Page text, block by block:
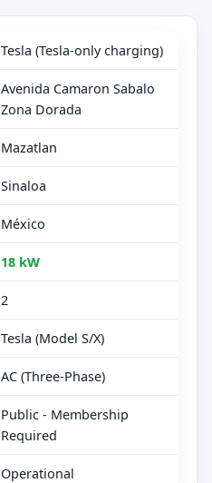
Tesla (Tesla-only charging)
Avenida Camaron Sabalo
Zona Dorada
Mazatlan
Sinaloa
México
18 kW
2
Tesla (Model S/X)
AC (Three-Phase)
Public - Membership
Required
Operational